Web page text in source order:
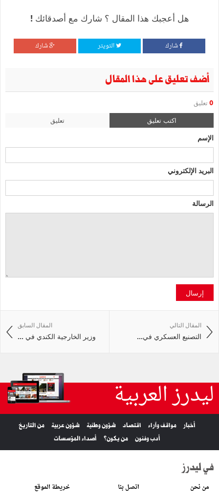
هل أعجبك هذا المقال ؟ شارك مع أصدقائك !
شارك التويتر شارك
أضف تعليق على هذا المقال
0 تعليق
اكتب تعليق تعليق
الإسم
البريد الإلكتروني
الرسالة
إرسال
المقال السابق
وزير الخارجية الكندي في ...
المقال التالي
التصنيع‭ ‬العسكري في‭ ...
ليدرز العربية
أخبار مواقف وآراء اقتصاد شؤون وطنية شؤون عربية
من التاريخ
أدب وفنون
من يكون؟ أصداء المؤسسات
في ليدرز
من نحن اتصل بنا خريطة الموقع